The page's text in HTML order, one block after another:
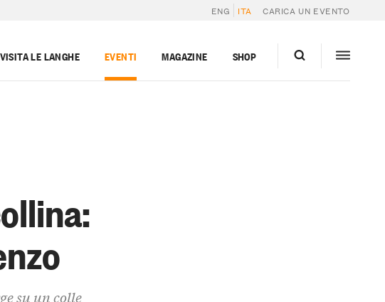
ENG ITA CARICA UN EVENTO
VISITA LE LANGHE EVENTI MAGAZINE SHOP
su un colle